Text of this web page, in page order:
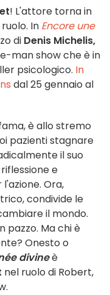
! L'attore torna in
In Encore une
di Denis Michelis,
man show che è in
psicologico. In
dal 25 gennaio al
è allo stremo
pazienti stagnare
il suo
e
Ora,
condivide le
il mondo.
pazzo. Ma chi è
Onesto o
divineè
nel ruolo di Robert,